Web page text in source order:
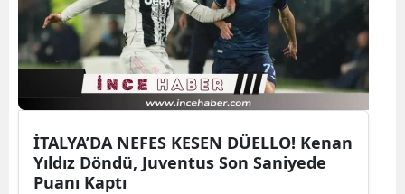
İTALYA’DA NEFES KESEN DÜELLO! Kenan
Yıldız Döndü, Juventus Son Saniyede
Puanı Kaptı